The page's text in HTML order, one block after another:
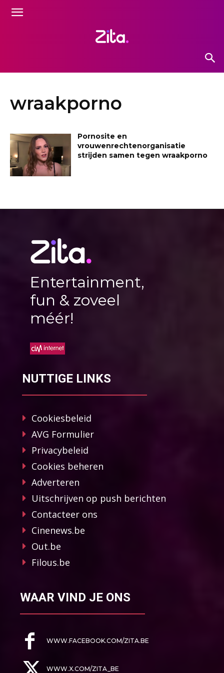
wraakporno
Pornosite en
vrouwenrechtenorganisatie
strijden samen tegen wraakporno
Entertainment,
fun & zoveel
méér!
NUTTIGE LINKS
Cookiesbeleid
AVG Formulier
Privacybeleid
Cookies beheren
Adverteren
Uitschrijven op push berichten
Contacteer ons
Cinenews.be
Out.be
Filous.be
WAAR VIND JE ONS
WWW.FACEBOOK.COM/ZITA.BE
WWW.X.COM/ZITA_BE